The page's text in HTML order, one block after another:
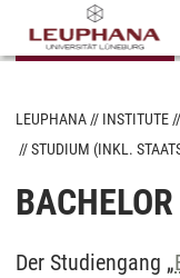
LEUPHANA INSTITUTE
STUDIUM (INKL.
BACHELOR
Der Studiengang „